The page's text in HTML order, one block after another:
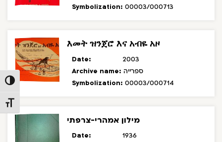
Toggle High Contrast
Toggle Font size
Symbolization: 00003/000713
እመት ዝንጀሮ እና አብዬ አዞ
Date:
2003
Archive name: ספרייה
Symbolization: 00003/000714
מילון אמהרי-צרפתי
Date:
1936